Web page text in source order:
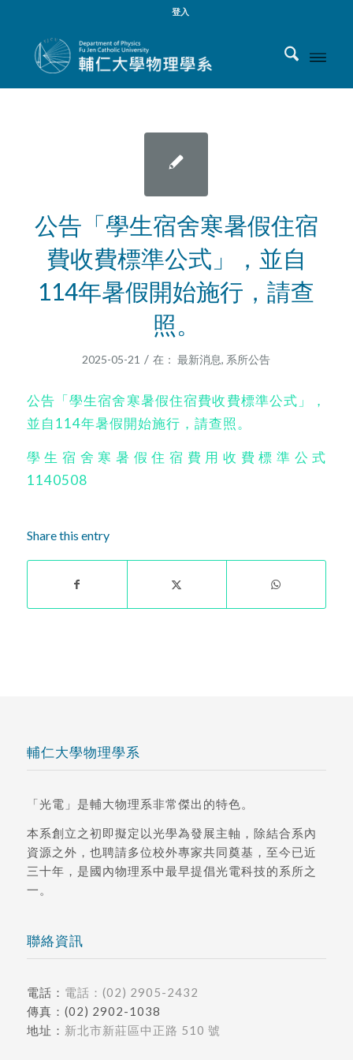
登入
公告「學生宿舍寒暑假住宿
費收費標準公式」，並自
114年暑假開始施行，請查
照。
2025-05-21 / 在：最新消息, 系所公告
公告「學生宿舍寒暑假住宿費收費標準公式」，
並自114年暑假開始施行，請查照。
學生宿舍寒暑假住宿費用收費標準公式
1140508
Share this entry
輔仁大學物理學系
「光電」是輔大物理系非常傑出的特色。
本系創立之初即擬定以光學為發展主軸，除結合系內
資源之外，也聘請多位校外專家共同奠基，至今已近
三十年，是國內物理系中最早提倡光電科技的系所之
一。
聯絡資訊
電話： 電話：(02) 2905-2432
傳真：(02) 2902-1038
地址： 新北市新莊區中正路 510 號